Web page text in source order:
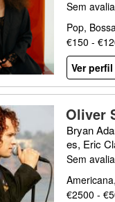
Sem
Pop,
€150 -
Ver perfil
Oliver
Bryan
es, Eric
Sem
€2500 -